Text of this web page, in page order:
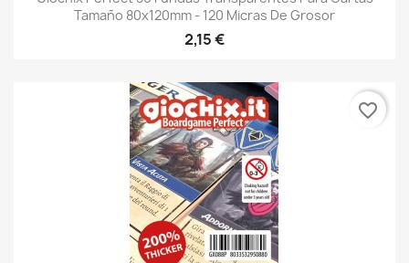
Tamaño 80x120mm - 120 Micras De Grosor
2,15 €
favorite_border